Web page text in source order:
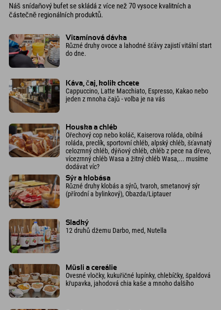
Náš snídaňový bufet se skládá z více než 70 vysoce kvalitních a
částečně regionálních produktů.
Vitamínová dávka
Různé druhy ovoce a lahodné šťávy zajistí vitální start
do dne.
Káva, čaj, kolik chcete
Cappuccino, Latte Macchiato, Espresso, Kakao nebo
jeden z mnoha čajů - volba je na vás
Houska a chléb
Ořechový cop nebo koláč, Kaiserova roláda, obilná
roláda, preclík, sportovní chléb, alpský chléb, šťavnatý
celozrnný chléb, dýňový chléb, chléb z pece na dřevo,
vícezrnný chléb Wasa a žitný chléb Wasa,... musíme
dodávat víc?
Sýr a klobása
Různé druhy klobás a sýrů, tvaroh, smetanový sýr
(přírodní a bylinkový), Obazda/Liptauer
Sladký
12 druhů džemu Darbo, med, Nutella
Müsli a cereálie
Ovesné vločky, kukuřičné lupínky, chlebíčky, špaldová
křupavka, jahodová chia kaše a mnoho dalšího